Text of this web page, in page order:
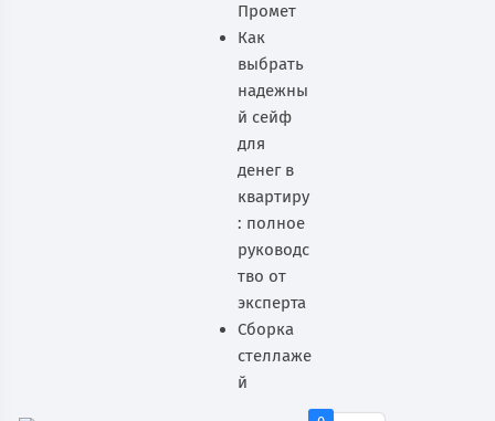
Промет
Как
выбрать
надежны
й сейф
для
денег в
квартиру
: полное
руководс
тво от
эксперта
Сборка
стеллаже
й